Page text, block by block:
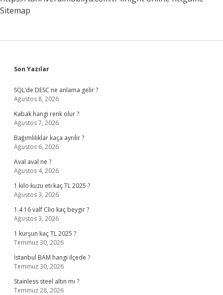
Sitemap
Sidebar
Son Yazılar
SQL’de DESC ne anlama gelir ?
Ağustos 8, 2026
Kabak hangi renk olur ?
Ağustos 7, 2026
Bağımlılıklar kaça ayrılır ?
Ağustos 6, 2026
Aval aval ne ?
Ağustos 4, 2026
1 kilo kuzu eti kaç TL 2025 ?
Ağustos 3, 2026
1.4 16 valf Clio kaç beygir ?
Ağustos 3, 2026
1 kurşun kaç TL 2025 ?
Temmuz 30, 2026
İstanbul BAM hangi ilçede ?
Temmuz 30, 2026
Stainless steel altın mı ?
Temmuz 28, 2026